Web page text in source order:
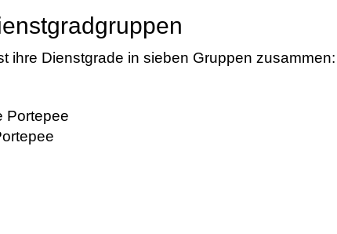
ihre Dienstgrade in sieben Gruppen zusammen:
Portepee